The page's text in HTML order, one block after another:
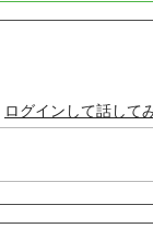
ログインして話して